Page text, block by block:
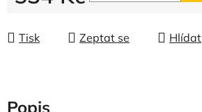
Tisk Zeptat se Hlídat
Popis